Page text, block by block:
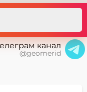
канал
@geomerid